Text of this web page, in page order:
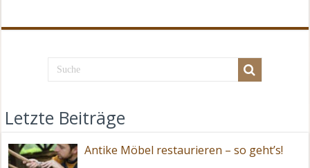
Letzte Beiträge
Antike Möbel restaurieren – so geht’s!